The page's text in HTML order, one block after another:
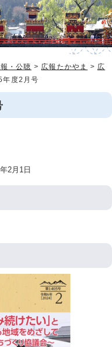
・公聴 > 広報たかやま > 広
年度2月号
2月1日